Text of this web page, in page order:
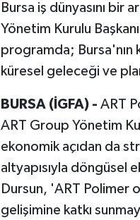
Bursa iş dünyasını bir
Yönetim Kurulu
programda;
küresel geleceği ve
BURSA (İGFA) - ART
ART Group Yönetim
ekonomik açıdan da
altyapısıyla döngüsel
Dursun, 'ART Polimer
gelişimine katkı